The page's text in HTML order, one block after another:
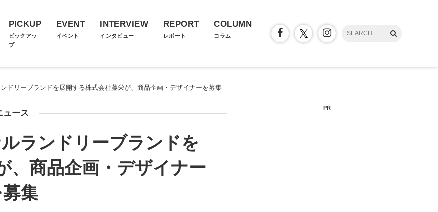
PICKUP
ピックアッ
プ
EVENT
イベント
INTERVIEW
インタビュー
REPORT
レポート
COLUMN
コラム
ンドリーブランドを展開する株式会社藤栄が、商品企画・デザイナーを募集
ュース
ルランドリーブランドを
、商品企画・デザイナー
募集
PR